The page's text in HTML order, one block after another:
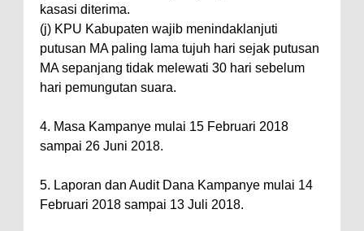
kasasi diterima.
(j) KPU Kabupaten wajib menindaklanjuti
putusan MA paling lama tujuh hari sejak putusan
MA sepanjang tidak melewati 30 hari sebelum
hari pemungutan suara.
4. Masa Kampanye mulai 15 Februari 2018
sampai 26 Juni 2018.
5. Laporan dan Audit Dana Kampanye mulai 14
Februari 2018 sampai 13 Juli 2018.